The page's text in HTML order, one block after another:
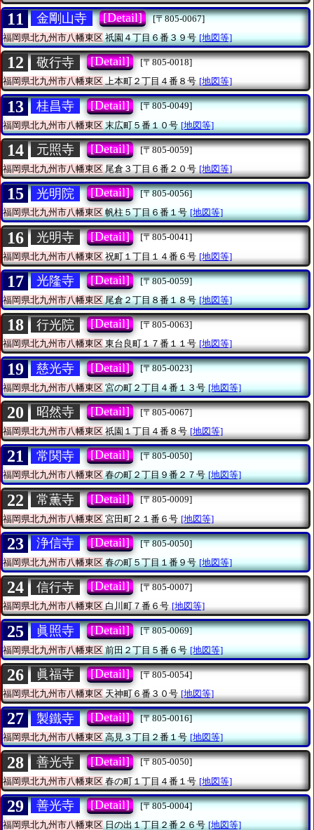
11 金剛山寺 [Detail]
[〒805-0067]
福岡県北九州市八幡東区祇園４丁目６番３９号 [地図等]
12 敬行寺 [Detail]
[〒805-0018]
福岡県北九州市八幡東区上本町２丁目４番８号 [地図等]
13 桂昌寺 [Detail]
[〒805-0049]
福岡県北九州市八幡東区末広町５番１０号 [地図等]
14 元照寺 [Detail]
[〒805-0059]
福岡県北九州市八幡東区 尾倉３丁目６番２０号 [地図等]
15 光明院 [Detail]
[〒805-0056]
福岡県北九州市八幡東区帆柱５丁目６番１号 [地図等]
16 光明寺 [Detail]
[〒805-0041]
福岡県北九州市八幡東区 祝町１丁目１４番６号 [地図等]
17 光隆寺 [Detail]
[〒805-0059]
福岡県北九州市八幡東区尾倉２丁目８番１８号 [地図等]
18 行光院 [Detail]
[〒805-0063]
福岡県北九州市八幡東区東台良町１７番１１号 [地図等]
19 慈光寺 [Detail]
[〒805-0023]
福岡県北九州市八幡東区宮の町２丁目４番１３号 [地図等]
20 昭然寺 [Detail]
[〒805-0067]
福岡県北九州市八幡東区 祇園１丁目４番８号 [地図等]
21 常関寺 [Detail]
[〒805-0050]
福岡県北九州市八幡東区春の町２丁目９番２７号 [地図等]
22 常薫寺 [Detail]
[〒805-0009]
福岡県北九州市八幡東区 宮田町２１番６号 [地図等]
23 浄信寺 [Detail]
[〒805-0050]
福岡県北九州市八幡東区春の町５丁目１番９号 [地図等]
24 信行寺 [Detail]
[〒805-0007]
福岡県北九州市八幡東区白川町７番６号 [地図等]
25 眞照寺 [Detail]
[〒805-0069]
福岡県北九州市八幡東区前田２丁目５番６号 [地図等]
26 眞福寺 [Detail]
[〒805-0054]
福岡県北九州市八幡東区 天神町６番３０号 [地図等]
27 製鐵寺 [Detail]
[〒805-0016]
福岡県北九州市八幡東区高見３丁目２番１号 [地図等]
28 善光寺 [Detail]
[〒805-0050]
福岡県北九州市八幡東区 春の町１丁目４番１号 [地図等]
29 善光寺 [Detail]
[〒805-0004]
福岡県北九州市八幡東区日の出１丁目２番２６号 [地図等]